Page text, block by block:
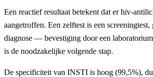
Een reactief resultaat betekent dat er hiv-
aangetroffen. Een zelftest is een
diagnose — bevestiging door een
is de noodzakelijke volgende stap.
De specificiteit van INSTI is hoog (99,5%),